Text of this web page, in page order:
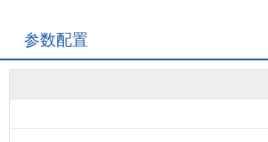
参数配置